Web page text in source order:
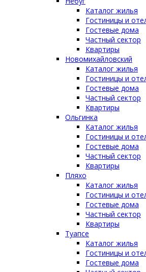
Каталог жилья
Гостиницы и
Гостевые дома
Частный сектор
Квартиры
Новомихайловский
Каталог жилья
Гостиницы и
Гостевые дома
Частный сектор
Квартиры
Ольгинка
Каталог жилья
Гостиницы и
Гостевые дома
Частный сектор
Квартиры
Пляхо
Каталог жилья
Гостиницы и
Гостевые дома
Частный сектор
Квартиры
Туапсе
Каталог жилья
Гостиницы и
Гостевые дома